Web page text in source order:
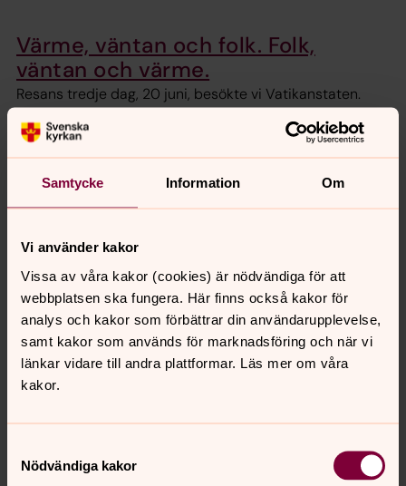
Samtycke Information Om
Vi använder kakor
Vissa av våra kakor (cookies) är nödvändiga för att
webbplatsen ska fungera. Här finns också kakor för
analys och kakor som förbättrar din användarupplevelse,
samt kakor som används för marknadsföring och när vi
länkar vidare till andra plattformar. Läs mer om våra
kakor.
Nödvändiga kakor
Värme, väntan och folk. Folk,
väntan och värme.
Resans tredje dag, 20 juni, besökte vi Vatikanstaten.
Stadsvandring, den galna trafiken
och sa hon verkligen det där?
Hemresa - både skönt och tråkigt
Resans femte dag och sista dag, 22 juni.
Wow, Colosseum!
Resans fjärde dag, 21 juni.
innehåll?